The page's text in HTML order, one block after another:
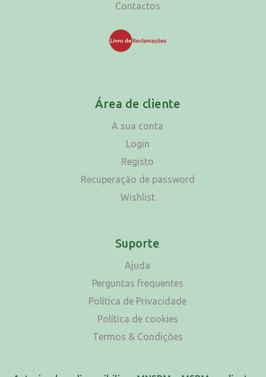
Contactos
Área de cliente
A sua conta
Login
Registo
Recuperação de password
Wishlist
Suporte
Ajuda
Perguntas frequentes
Política de Privacidade
Política de cookies
Termos & Condições